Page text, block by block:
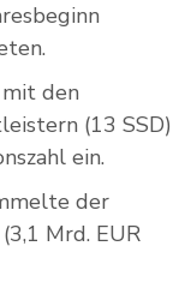
mit den
(13 SSD)
ein.
der
Mrd. EUR